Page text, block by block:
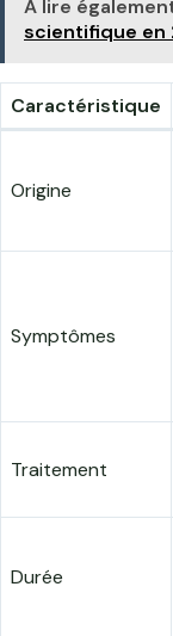
A lire
scientifique en
Caractéristique
Origine
Symptômes
Traitement
Durée